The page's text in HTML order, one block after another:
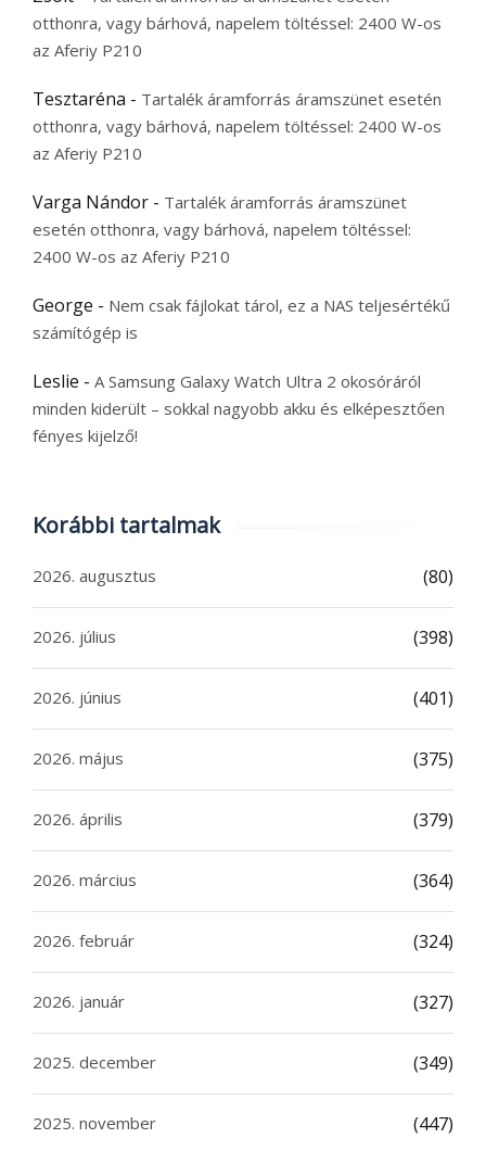
otthonra, vagy bárhová, napelem töltéssel: 2400 W-os
az Aferiy P210
Tesztaréna - Tartalék áramforrás áramszünet esetén
otthonra, vagy bárhová, napelem töltéssel: 2400 W-os
az Aferiy P210
Varga Nándor - Tartalék áramforrás áramszünet
esetén otthonra, vagy bárhová, napelem töltéssel:
2400 W-os az Aferiy P210
George - Nem csak fájlokat tárol, ez a NAS teljesértékű
számítógép is
Leslie - A Samsung Galaxy Watch Ultra 2 okosóráról
minden kiderült – sokkal nagyobb akku és elképesztően
fényes kijelző!
Korábbi tartalmak
2026. augusztus (80)
2026. július (398)
2026. június (401)
2026. május (375)
2026. április (379)
2026. március (364)
2026. február (324)
2026. január (327)
2025. december (349)
2025. november (447)